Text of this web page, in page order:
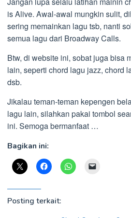
is Alive. Awal-awal mungkin sulit,
sering memainkan lagu tsb, nanti
semua lagu dari Broadway Calls.
Btw, di website ini, sobat juga bisa
lain, seperti chord lagu jazz, chord
dsb.
Jikalau teman-teman kepengen
lagu lain, silahkan pakai tombol
ini. Semoga bermanfaat …
Bagikan ini:
Posting terkait: